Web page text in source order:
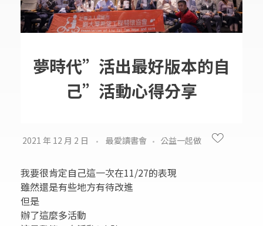
關於李秋玉
夢時代”活出最好版本的自
己”活動心得分享
2021 年 12 月 2 日 最愛讀書會 公益一起做
我要很肯定自己這一次在11/27的表現
雖然還是有些地方有待改進
但是
辦了這麼多活動